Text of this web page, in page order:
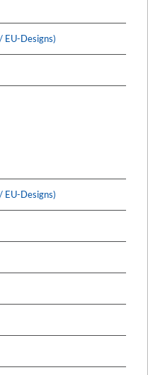
EU-Designs)
EU-Designs)